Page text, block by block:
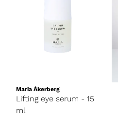
Maria Åkerberg
Lifting eye serum - 15
ml